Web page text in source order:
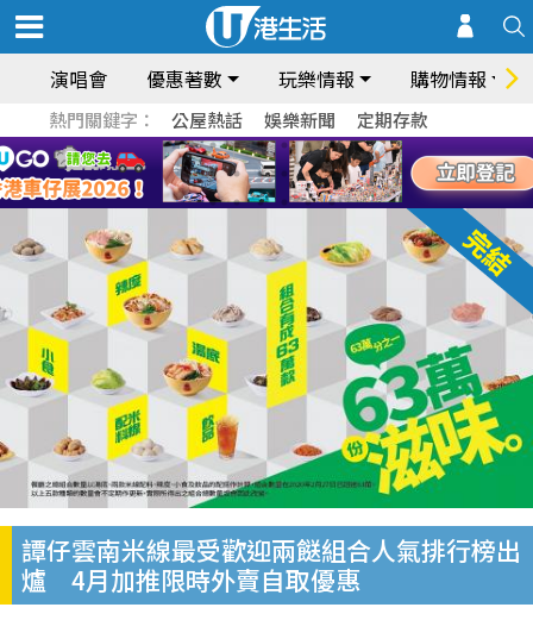
演唱會 優惠著數 玩樂情報 購物情報
熱門關鍵字： 公屋熱話 娛樂新聞 定期存款
譚仔雲南米線最受歡迎兩餸組合人氣排行榜出
爐 4月加推限時外賣自取優惠